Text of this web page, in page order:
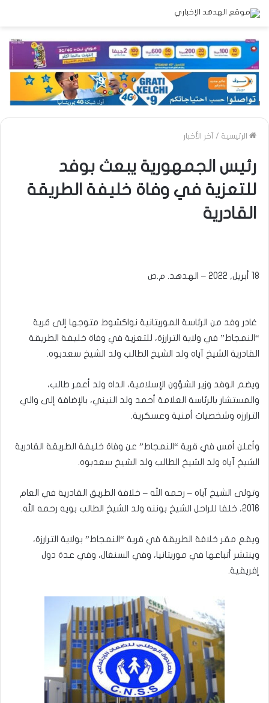
الرئيسية / آخر الأخبار
رئيس الجمهورية يبعث بوفد
للتعزية في وفاة خليفة الطريقة
القادرية
18 أبريل, 2022 – الهدهد. م.ص
غادر وفد من الرئاسة الموريتانية نواكشوط متوجها إلى قرية
“النمجاط” في ولاية الترارزة، للتعزية في وفاة خليفة الطريقة
القادرية الشيخ آياه ولد الشيخ الطالب ولد الشيخ سعدبوه.
ويضم الوفد وزير الشؤون الإسلامية، الداه ولد أعمر طالب،
والمستشار بالرئاسة العلامة أحمد ولد النيني، بالإضافة إلى والي
الترارزه وشخصيات أمنية وعسكرية.
وأعلن أمس في قرية “النمجاط” عن وفاة خليفة الطريقة القادرية
الشيخ آياه ولد الشيخ الطالب ولد الشيخ سعدبوه.
وتولى الشيخ آياه – رحمه الله – خلافة الطريق القادرية في العام
2016، خلفا للراحل الشيخ بوننه ولد الشيخ الطالب بويه رحمه الله.
ويقع مقر خلافة الطريقة في قرية “النمجاط” بولاية الترارزة،
وينتشر أتباعها في موريتانيا، وفي السنغال، وفي عدة دول
إفريقية.